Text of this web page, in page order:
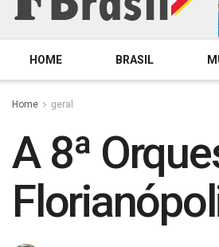
HOME BRASIL
Home geral
A 8ª